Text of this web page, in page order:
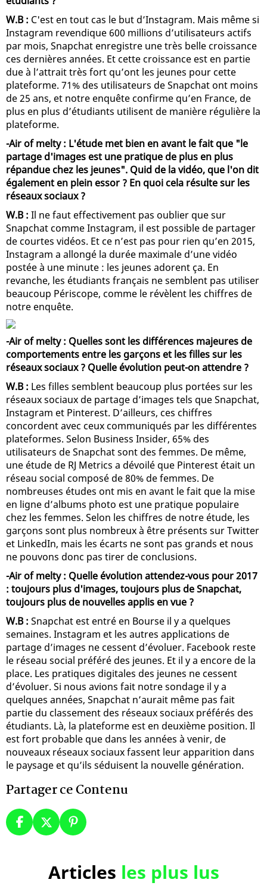
W.B : C'est en tout cas le but d’Instagram. Mais même si
Instagram revendique 600 millions d’utilisateurs actifs
par mois, Snapchat enregistre une très belle croissance
ces dernières années. Et cette croissance est en partie
due à l’attrait très fort qu’ont les jeunes pour cette
plateforme. 71% des utilisateurs de Snapchat ont moins
de 25 ans, et notre enquête confirme qu’en France, de
plus en plus d’étudiants utilisent de manière régulière la
plateforme.
-Air of melty : L'étude met bien en avant le fait que "le
partage d'images est une pratique de plus en plus
répandue chez les jeunes". Quid de la vidéo, que l'on dit
également en plein essor ? En quoi cela résulte sur les
réseaux sociaux ?
W.B : Il ne faut effectivement pas oublier que sur
Snapchat comme Instagram, il est possible de partager
de courtes vidéos. Et ce n’est pas pour rien qu’en 2015,
Instagram a allongé la durée maximale d’une vidéo
postée à une minute : les jeunes adorent ça. En
revanche, les étudiants français ne semblent pas utiliser
beaucoup Périscope, comme le révèlent les chiffres de
notre enquête.
-Air of melty : Quelles sont les différences majeures de
comportements entre les garçons et les filles sur les
réseaux sociaux ? Quelle évolution peut-on attendre ?
W.B : Les filles semblent beaucoup plus portées sur les
réseaux sociaux de partage d’images tels que Snapchat,
Instagram et Pinterest. D’ailleurs, ces chiffres
concordent avec ceux communiqués par les différentes
plateformes. Selon Business Insider, 65% des
utilisateurs de Snapchat sont des femmes. De même,
une étude de RJ Metrics a dévoilé que Pinterest était un
réseau social composé de 80% de femmes. De
nombreuses études ont mis en avant le fait que la mise
en ligne d’albums photo est une pratique populaire
chez les femmes. Selon les chiffres de notre étude, les
garçons sont plus nombreux à être présents sur Twitter
et LinkedIn, mais les écarts ne sont pas grands et nous
ne pouvons donc pas tirer de conclusions.
-Air of melty : Quelle évolution attendez-vous pour 2017
: toujours plus d'images, toujours plus de Snapchat,
toujours plus de nouvelles applis en vue ?
W.B : Snapchat est entré en Bourse il y a quelques
semaines. Instagram et les autres applications de
partage d’images ne cessent d’évoluer. Facebook reste
le réseau social préféré des jeunes. Et il y a encore de la
place. Les pratiques digitales des jeunes ne cessent
d’évoluer. Si nous avions fait notre sondage il y a
quelques années, Snapchat n’aurait même pas fait
partie du classement des réseaux sociaux préférés des
étudiants. Là, la plateforme est en deuxième position. Il
est fort probable que dans les années à venir, de
nouveaux réseaux sociaux fassent leur apparition dans
le paysage et qu’ils séduisent la nouvelle génération.
Partager ce Contenu
Articles les plus lus